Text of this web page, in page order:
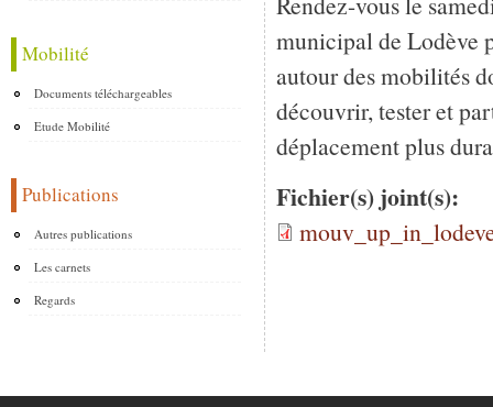
Mobilité
Documents téléchargeables
Etude Mobilité
Publications
Autres publications
Les carnets
Regards
municipal de Lodève
autour des mobilités
découvrir, tester et
déplacement plus
Fichier(s) joint(s):